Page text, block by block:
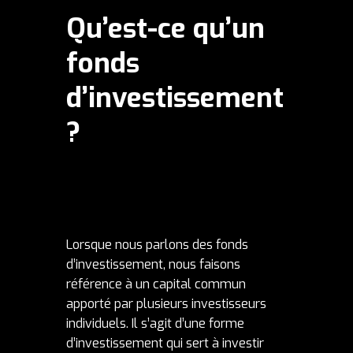
Qu’est-ce qu’un
fonds
d’investissement
?
Lorsque nous parlons des fonds
d’investissement, nous faisons
référence à un capital commun
apporté par plusieurs investisseurs
individuels. Il s’agit d’une forme
d’investissement qui sert à investir